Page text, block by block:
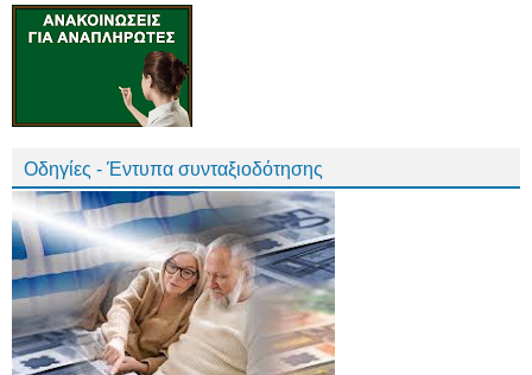
Οδηγίες - Έντυπα συνταξιοδότησης